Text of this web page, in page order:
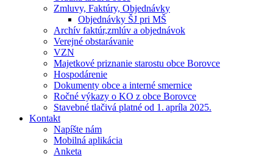
Zmluvy, Faktúry, Objednávky
Objednávky ŠJ pri MŠ
Archív faktúr,zmlúv a objednávok
Verejné obstarávanie
VZN
Majetkové priznanie starostu obce Borovce
Hospodárenie
Dokumenty obce a interné smernice
Ročné výkazy o KO z obce Borovce
Stavebné tlačivá platné od 1. apríla 2025.
Kontakt
Napíšte nám
Mobilná aplikácia
Anketa